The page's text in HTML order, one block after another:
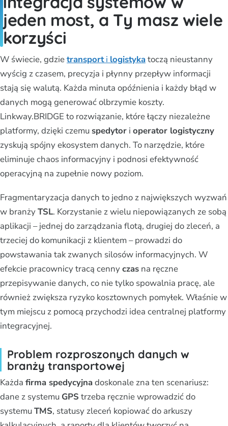
jeden most, a Ty masz wiele
korzyści
W świecie, gdzietransporti logistykatoczą nieustanny
wyścig z czasem, precyzja i płynny przepływ informacji
stają się walutą. Każda minuta opóźnienia i każdy błąd w
danych mogą generować olbrzymie koszty.
Linkway.BRIDGE to rozwiązanie, które łączy niezależne
platformy, dzięki czemu spedytor i operator logistyczny
zyskują spójny ekosystem danych. To narzędzie, które
eliminuje chaos informacyjny i podnosi efektywność
operacyjną na zupełnie nowy poziom.
Fragmentaryzacja danych to jedno z największych wyzwań
w branżyTSL. Korzystanie z wielu niepowiązanych ze sobą
aplikacji – jednej do zarządzania flotą, drugiej do zleceń, a
trzeciej do komunikacji z klientem – prowadzi do
powstawania tak zwanych silosów informacyjnych. W
efekcie pracownicy tracą cennyczas na ręczne
przepisywanie danych, co nie tylko spowalnia pracę, ale
również zwiększa ryzyko kosztownych pomyłek. Właśnie w
tym miejscu z pomocą przychodzi idea centralnej platformy
integracyjnej.
Problem rozproszonych danych w
branży transportowej
Każda firma spedycyjnadoskonale zna ten scenariusz:
dane z systemu GPS trzeba ręcznie wprowadzić do
systemuTMS, statusy zleceń kopiować do arkuszy